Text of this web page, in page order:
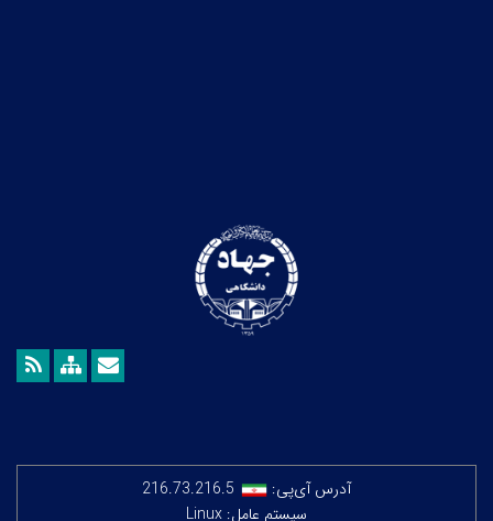
آدرس آی‌پی:
216.73.216.5
سیستم عامل: Linux